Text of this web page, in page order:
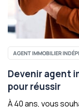
AGENT IMMOBILIER
Devenir agent
pour réussir
À 40 ans, vous